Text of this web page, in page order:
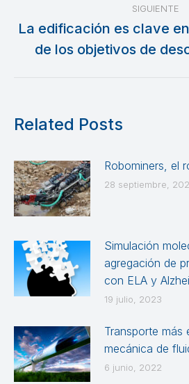
SIGUIENTE
La edificación es clave
de los objetivos de
Related Posts
Robominers, el
28 septiembre,
Simulación
agregación de
con ELA y
19 julio, 2023
Transporte más
mecánica de
6 junio, 2022